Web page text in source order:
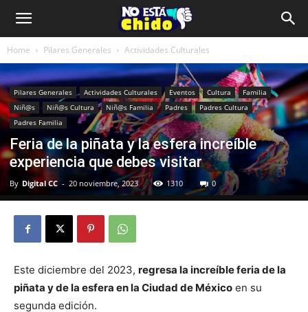
Home Pilares Generales Actividades Culturales
Pilares Generales Actividades Culturales Eventos Cultura
Familia
Niñ@s
Niñ@s Cultura Niñ@s Familia Padres
Padres Cultura
Padres Familia
Feria de la piñata y la esfera increíble
experiencia que debes visitar
By Digital CC - 20 noviembre, 2023 1310 0
Este diciembre del 2023, regresa la increíble feria de la
piñata y de la esfera en la Ciudad de México en su
segunda edición.